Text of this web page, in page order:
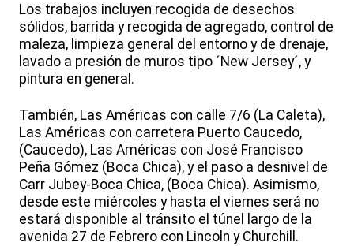
Los trabajos incluyen recogida de desechos
sólidos, barrida y recogida de agregado, control de
maleza, limpieza general del entorno y de drenaje,
lavado a presión de muros tipo ´New Jersey´, y
pintura en general.
También, Las Américas con calle 7/6 (La Caleta),
Las Américas con carretera Puerto Caucedo,
(Caucedo), Las Américas con José Francisco
Peña Gómez (Boca Chica), y el paso a desnivel de
Carr Jubey-Boca Chica, (Boca Chica). Asimismo,
desde este miércoles y hasta el viernes será no
estará disponible al tránsito el túnel largo de la
avenida 27 de Febrero con Lincoln y Churchill.